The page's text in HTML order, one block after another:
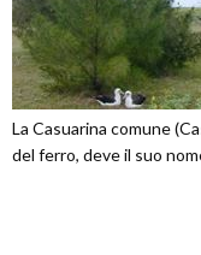
La Casuarina comune
del ferro, deve il suo